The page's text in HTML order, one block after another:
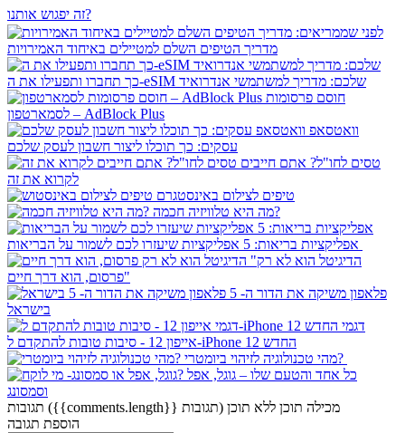
זה יפגוש אותנו?
לפני שממריאים:
מדריך הטיפים השלם למטיילים באיחוד האמירויות
כך תחברו ותפעילו את ה-eSIM שלכם: מדריך למשתמשי אנדרואיד
חוסם פרסומות
לסמארטפון – AdBlock Plus
וואטסאפ
עסקים: כך תוכלו ליצור חשבון לעסק שלכם
טסים לחו"ל? אתם חייבים
לקרוא את זה
טיפים לצילום באינסטגרם
מה היא טלוויזיה חכמה?
"הדיגיטל הוא לא רק
פרסום, הוא דרך חיים"
פלאפון משיקה את הדור ה- 5
בישראל
דגמי
אייפון 12 - סיבות טובות להתקדם ל-iPhone 12 החדש
מהי טכנולוגיה לזיהוי ביומטרי?
כל אחד והטעם שלו – גוגל, אפל
וסמסונג
תגובות
({{comments.length}} תגובות) מכילה תוכן ללא תוכן
הוספת תגובה